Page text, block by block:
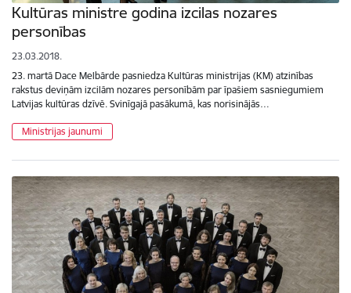
Kultūras ministre godina izcilas nozares
personības
23.03.2018.
23. martā Dace Melbārde pasniedza Kultūras ministrijas (KM) atzinības
rakstus deviņām izcilām nozares personībām par īpašiem sasniegumiem
Latvijas kultūras dzīvē. Svinīgajā pasākumā, kas norisinājās…
Ministrijas jaunumi